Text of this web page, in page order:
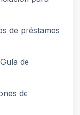
de préstamos
Guía de
de